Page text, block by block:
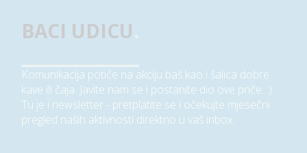
BACI UDICU
Komunikacija potiče na akciju baš kao i šalica dobre
kave ili čaja. Javite nam se i postanite dio ove priče. :)
Tu je i newsletter - pretplatite se i očekujte mjesečni
pregled naših aktivnosti direktno u vaš inbox.